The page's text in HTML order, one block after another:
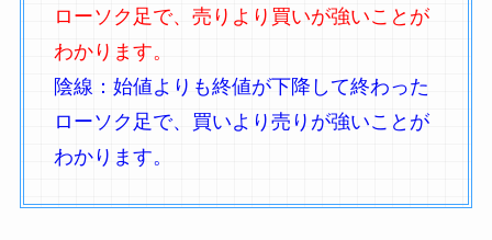
ローソク足で、売りより買いが強いことが
わかります。
陰線：始値よりも終値が下降して終わった
ローソク足で、買いより売りが強いことが
わかります。